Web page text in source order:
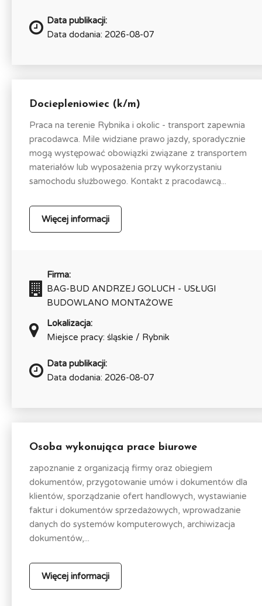
Data publikacji:
Data dodania: 2026-08-07
Dociepleniowiec (k/m)
Praca na terenie Rybnika i okolic - transport zapewnia
pracodawca. Mile widziane prawo jazdy, sporadycznie
mogą występować obowiązki związane z transportem
materiałów lub wyposażenia przy wykorzystaniu
samochodu służbowego. Kontakt z pracodawcą...
Więcej informacji
Firma:
BAG-BUD ANDRZEJ GOLUCH - USŁUGI
BUDOWLANO MONTAŻOWE
Lokalizacja:
Miejsce pracy: śląskie / Rybnik
Data publikacji:
Data dodania: 2026-08-07
Osoba wykonująca prace biurowe
zapoznanie z organizacją firmy oraz obiegiem
dokumentów, przygotowanie umów i dokumentów dla
klientów, sporządzanie ofert handlowych, wystawianie
faktur i dokumentów sprzedażowych, wprowadzanie
danych do systemów komputerowych, archiwizacja
dokumentów,...
Więcej informacji